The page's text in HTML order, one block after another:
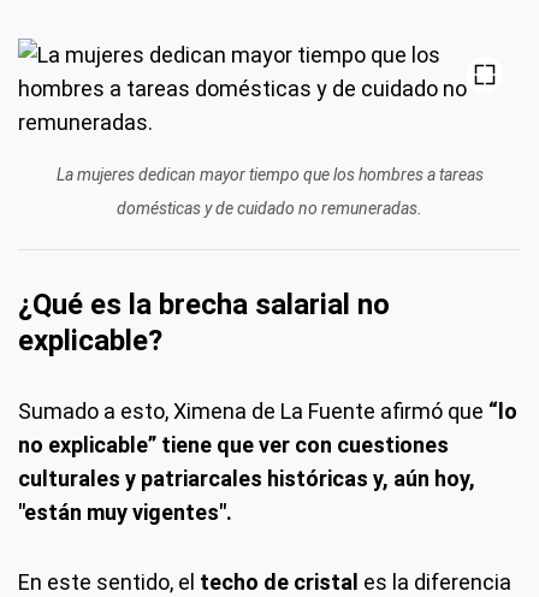
La mujeres dedican mayor tiempo que los hombres a tareas
domésticas y de cuidado no remuneradas.
¿Qué es la brecha salarial no
explicable?
Sumado a esto, Ximena de La Fuente afirmó que “lo
no explicable” tiene que ver con cuestiones
culturales y patriarcales históricas y, aún hoy,
"están muy vigentes".
En este sentido, el techo de cristal es la diferencia